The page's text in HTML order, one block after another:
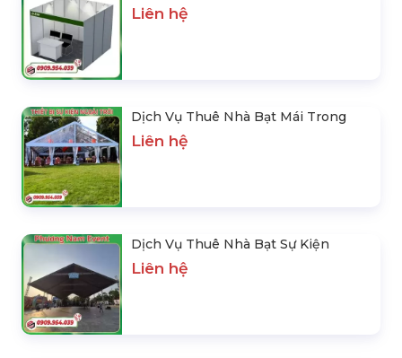
Liên hệ
Dịch Vụ Thuê Bàn Ghế Tiệc
Liên hệ
Tổ Chức Tiệc Khai Xuân Cho Doanh
Nghiệp